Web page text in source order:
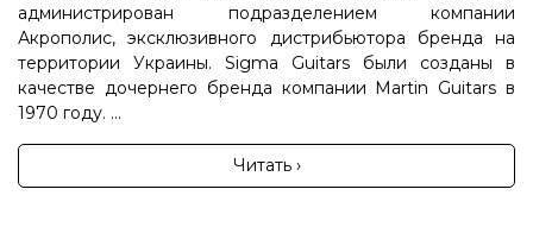
администрирован подразделением компании
Акрополис, эксклюзивного дистрибьютора бренда на
территории Украины. Sigma Guitars были созданы в
качестве дочернего бренда компании Martin Guitars в
1970 году. ...
Читать ›